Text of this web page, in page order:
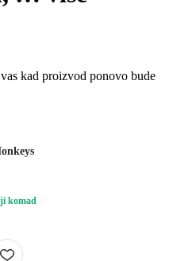
kad proizvod ponovo bude
komad